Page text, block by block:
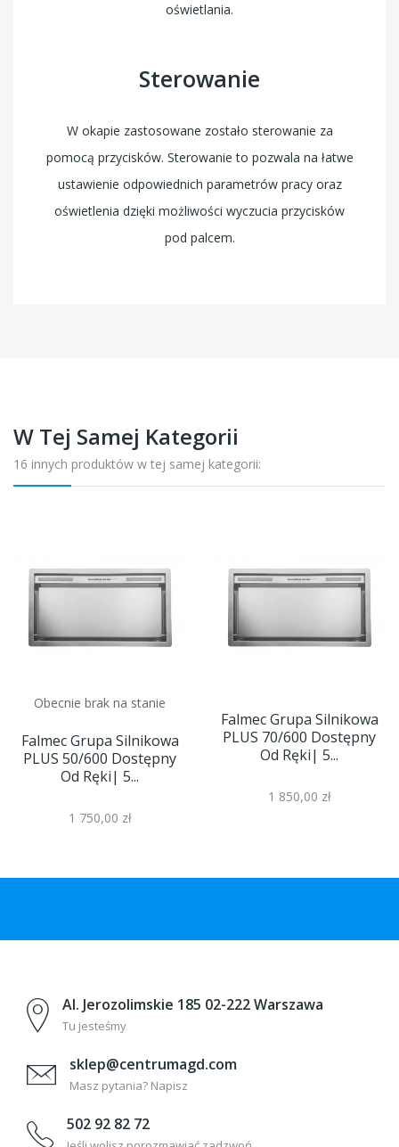
oświetlania.
Sterowanie
W okapie zastosowane zostało sterowanie za
pomocą przycisków. Sterowanie to pozwala na łatwe
ustawienie odpowiednich parametrów pracy oraz
oświetlenia dzięki możliwości wyczucia przycisków
pod palcem.
W Tej Samej Kategorii
16 innych produktów w tej samej kategorii:
Obecnie brak na stanie
Falmec Grupa Silnikowa
PLUS 50/600 Dostępny
Od Ręki| 5...
1 750,00 zł
Falmec Grupa Silnikowa
PLUS 70/600 Dostępny
Od Ręki| 5...
1 850,00 zł
Al. Jerozolimskie 185 02-222 Warszawa
Tu jesteśmy
sklep@centrumagd.com
Masz pytania? Napisz
502 92 82 72